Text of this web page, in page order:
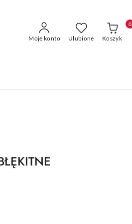
Moje konto Ulubione Koszyk
0